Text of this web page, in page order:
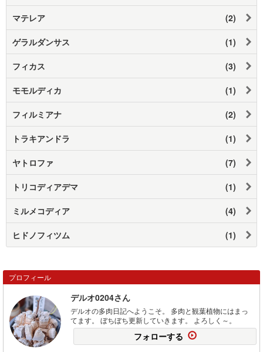
マテレア (2)
ゲラルダンサス (1)
フィカス (3)
モモルディカ (1)
フィルミアナ (2)
トラキアンドラ (1)
ヤトロファ (7)
トリコディアデマ (1)
ミルメコディア (4)
ヒドノフィツム (1)
プロフィール
デルオ0204さん
デルオの多肉日記へようこそ。 多肉と観葉植物にはまっ
てます。 ぼちぼち更新していきます。 よろしく～。
フォローする